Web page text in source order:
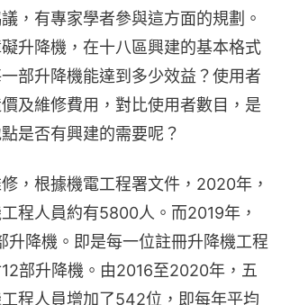
，有專家學者參與這方面的規劃。
升降機，在十八區興建的基本格式
部升降機能達到多少效益？使用者
及維修費用，對比使用者數目，是
是否有興建的需要呢？
，根據機電工程署文件，2020年，
程人員約有5800人。而2019年，
升降機。即是每一位註冊升降機工程
部升降機。由2016至2020年，五
程人員增加了542位，即每年平均